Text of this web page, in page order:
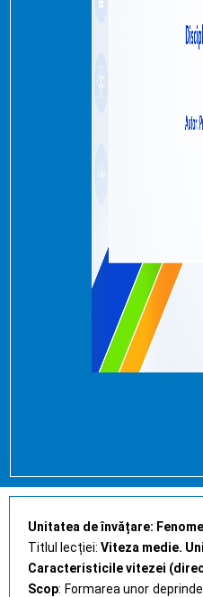
Unitatea de învățare:
Titlul lecției: Viteza medie.
Caracteristicile vitezei
Scop: Formarea unor